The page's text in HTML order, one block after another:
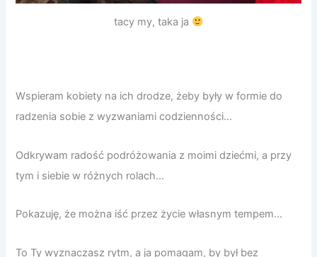
tacy my, taka ja
Wspieram kobiety na ich drodze, żeby były w formie do
radzenia sobie z wyzwaniami codzienności…
Odkrywam radość podróżowania z moimi dziećmi, a przy
tym i siebie w różnych rolach…
Pokazuję, że można iść przez życie własnym tempem…
To Ty wyznaczasz rytm, a ja pomagam, by był bez